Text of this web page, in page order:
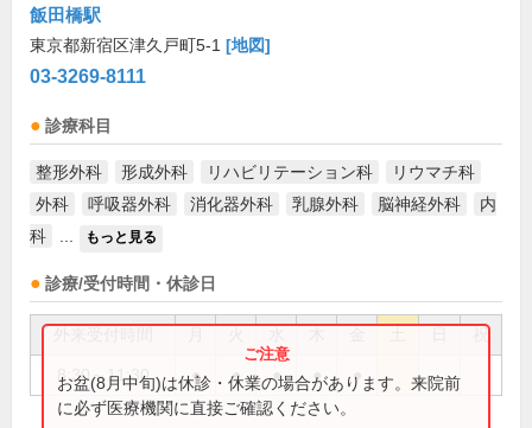
飯田橋駅
東京都新宿区津久戸町5-1 [地図]
03-3269-8111
診療科目
整形外科 形成外科 リハビリテーション科
リウマチ科
外科
呼吸器外科 消化器外科 乳腺外科 脳神経外科
内
科
もっと見る
診療/受付時間・休診日
祝
8:30～11:30 ● ● ● ● ●
お盆(8月中旬)は休診・休業の場合があります。来院前
に必ず医療機関に直接ご確認ください。